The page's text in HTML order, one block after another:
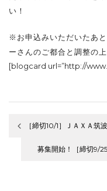
い！
※お申込みいただいたあ
ーさんのご都合と調整の
[blogcard url=”http://
［締切10/1］ＪＡＸＡ
募集開始！［締切9/